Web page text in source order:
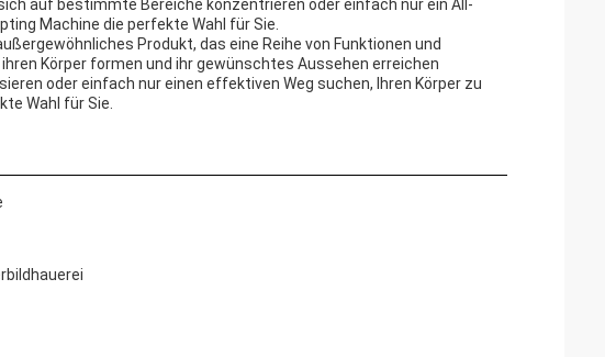
auf bestimmte Bereiche konzentrieren oder einfach nur ein All-
Machine die perfekte Wahl für Sie.
Produkt, das eine Reihe von Funktionen und
Körper formen und ihr gewünschtes Aussehen erreichen
oder einfach nur einen effektiven Weg suchen, Ihren Körper zu
Wahl für Sie.